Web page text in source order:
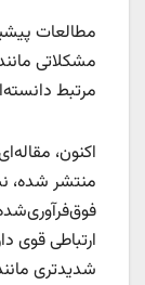
مطالعات
مشکلاتی
مرتبط
منتشر شده،
ارتباطی قوی
شدیدتری